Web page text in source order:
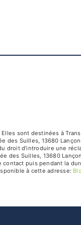
sont destinées à
des Suilles, 13680
droit d’introduire une
des Suilles, 13680
puis pendant la
à cette adresse: